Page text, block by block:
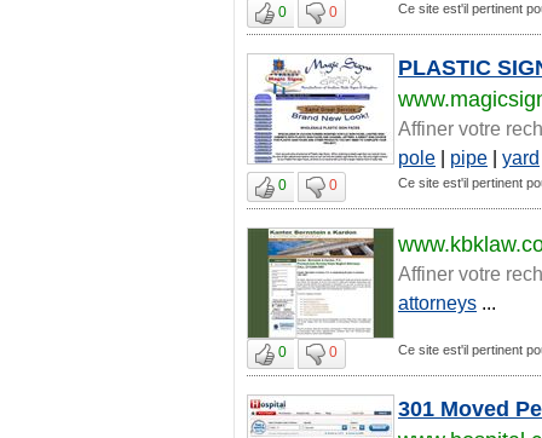
0 0 Ce site est'il pertinent
PLASTIC
Affiner votre
pole | pipe | yard
0 0 Ce site est'il pertinent
Affiner votre
attorneys ...
0 0 Ce site est'il pertinent
301 Moved